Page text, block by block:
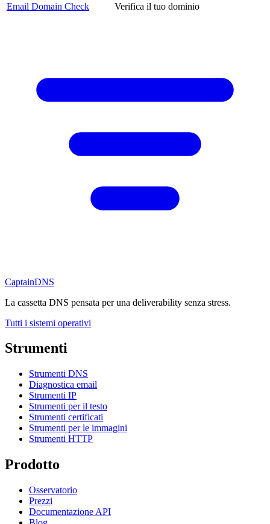
Email Domain Check
Verifica il tuo dominio
CaptainDNS
La cassetta DNS pensata per una deliverability senza stress.
Tutti i sistemi operativi
Strumenti
Strumenti DNS
Diagnostica email
Strumenti IP
Strumenti per il testo
Strumenti certificati
Strumenti per le immagini
Strumenti HTTP
Prodotto
Osservatorio
Prezzi
Documentazione API